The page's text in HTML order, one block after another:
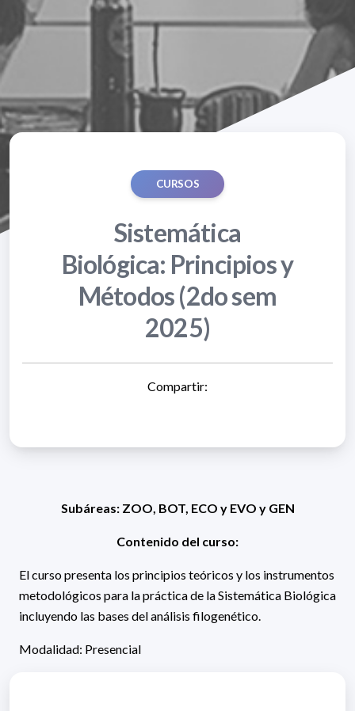
CURSOS
Sistemática
Biológica: Principios y
Métodos (2do sem
2025)
Compartir:
Subáreas: ZOO, BOT, ECO y EVO y GEN
Contenido del curso:
El curso presenta los principios teóricos y los instrumentos
metodológicos para la práctica de la Sistemática Biológica
incluyendo las bases del análisis filogenético.
Modalidad: Presencial